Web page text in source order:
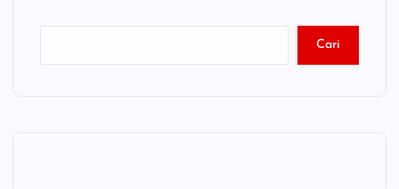
Cari